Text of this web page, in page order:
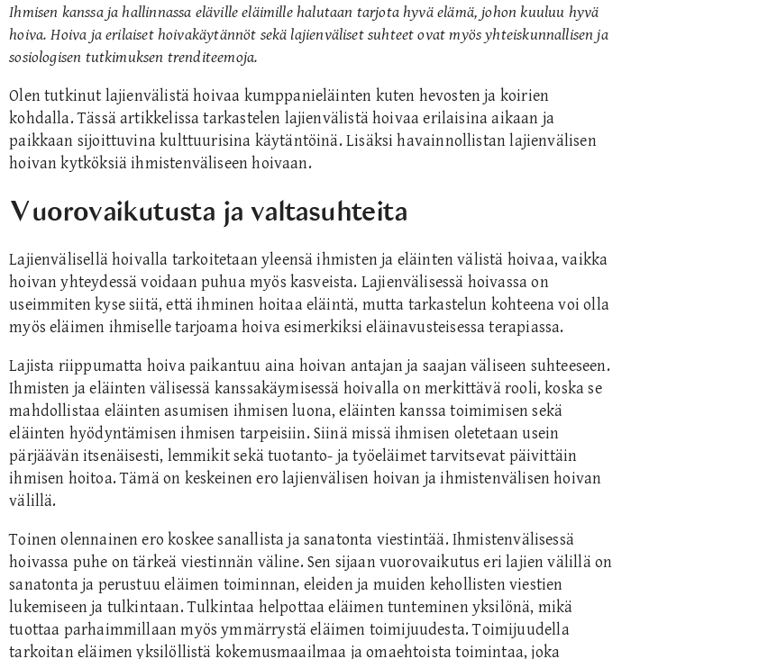
Ihmisen kanssa ja hallinnassa eläville eläimille halutaan tarjota hyvä elämä, johon kuuluu hyvä
hoiva. Hoiva ja erilaiset hoivakäytännöt sekä lajienväliset suhteet ovat myös yhteiskunnallisen ja
sosiologisen tutkimuksen trenditeemoja.
Olen tutkinut lajienvälistä hoivaa kumppanieläinten kuten hevosten ja koirien
kohdalla. Tässä artikkelissa tarkastelen lajienvälistä hoivaa erilaisina aikaan ja
paikkaan sijoittuvina kulttuurisina käytäntöinä. Lisäksi havainnollistan lajienvälisen
hoivan kytköksiä ihmistenväliseen hoivaan.
Vuorovaikutusta ja valtasuhteita
Lajienvälisellä hoivalla tarkoitetaan yleensä ihmisten ja eläinten välistä hoivaa, vaikka
hoivan yhteydessä voidaan puhua myös kasveista. Lajienvälisessä hoivassa on
useimmiten kyse siitä, että ihminen hoitaa eläintä, mutta tarkastelun kohteena voi olla
myös eläimen ihmiselle tarjoama hoiva esimerkiksi eläinavusteisessa terapiassa.
Lajista riippumatta hoiva paikantuu aina hoivan antajan ja saajan väliseen suhteeseen.
Ihmisten ja eläinten välisessä kanssakäymisessä hoivalla on merkittävä rooli, koska se
mahdollistaa eläinten asumisen ihmisen luona, eläinten kanssa toimimisen sekä
eläinten hyödyntämisen ihmisen tarpeisiin. Siinä missä ihmisen oletetaan usein
pärjäävän itsenäisesti, lemmikit sekä tuotanto- ja työeläimet tarvitsevat päivittäin
ihmisen hoitoa. Tämä on keskeinen ero lajienvälisen hoivan ja ihmistenvälisen hoivan
välillä.
Toinen olennainen ero koskee sanallista ja sanatonta viestintää. Ihmistenvälisessä
hoivassa puhe on tärkeä viestinnän väline. Sen sijaan vuorovaikutus eri lajien välillä on
sanatonta ja perustuu eläimen toiminnan, eleiden ja muiden kehollisten viestien
lukemiseen ja tulkintaan. Tulkintaa helpottaa eläimen tunteminen yksilönä, mikä
tuottaa parhaimmillaan myös ymmärrystä eläimen toimijuudesta. Toimijuudella
tarkoitan eläimen yksilöllistä kokemusmaailmaa ja omaehtoista toimintaa, joka